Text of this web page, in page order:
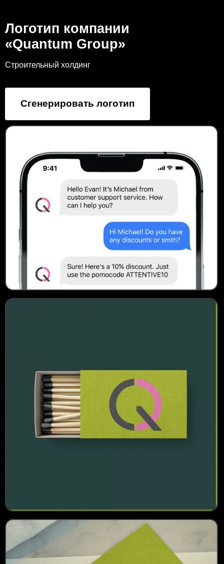
Логотип компании
«Quantum Group»
Строительный холдинг
Сгенерировать логотип